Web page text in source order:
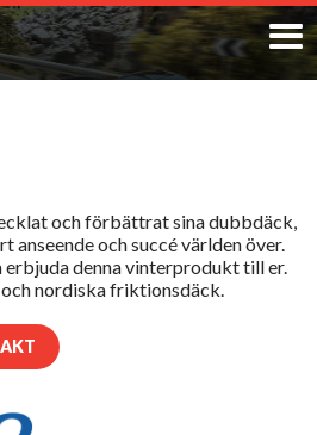
och förbättrat sina dubbdäck,
anseende och succé världen över.
denna vinterprodukt till er.
nordiska friktionsdäck.